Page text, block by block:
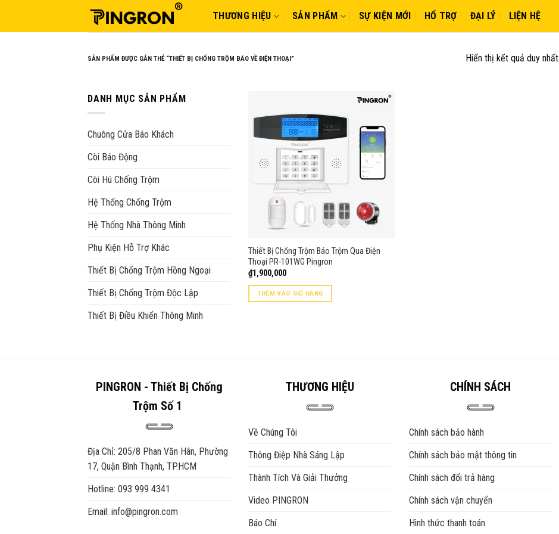
THƯƠNG HIỆU SẢN PHẨM SỰ KIỆN MỚI HỔ TRỢ ĐẠI LÝ LIỆN HỆ
SẢN PHẨM ĐƯỢC GẮN THẺ “THIẾT BỊ CHỐNG TRỘM BÁO VỀ ĐIỆN THOẠI” Hiển thị kết quả duy nhất
DANH MỤC SẢN PHẨM
Chuông Cửa Báo Khách
Còi Báo Động
Còi Hú Chống Trộm
Hệ Thống Chống Trộm
Hệ Thống Nhà Thông Minh
Phụ Kiện Hỗ Trợ Khác
Thiết Bị Chống Trộm Hồng Ngoại
Thiết Bị Chống Trộm Độc Lập
Thiết Bị Điều Khiển Thông Minh
Thiết Bị Chống Trộm Báo Trộm Qua Điện
Thoại PR-101WG Pingron
₫1,900,000
THÊM VÀO GIỎ HÀNG
PINGRON - Thiết Bị Chống
Trộm Số 1
Địa Chỉ: 205/8 Phan Văn Hân, Phường
17, Quận Bình Thạnh, TP.HCM
Hotline: 093 999 4341
Email: info@pingron.com
THƯƠNG HIỆU
Về Chúng Tôi
Thông Điệp Nhà Sáng Lập
Thành Tích Và Giải Thưởng
Video PINGRON
Báo Chí
CHÍNH SÁCH
Chính sách bảo hành
Chính sách bảo mật thông tin
Chính sách đổi trả hàng
Chính sách vận chuyển
Hình thức thanh toán